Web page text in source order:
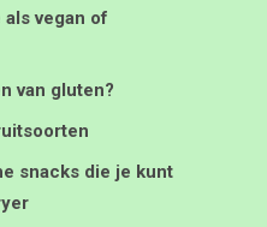
vegan of
van gluten?
snacks die je kunt